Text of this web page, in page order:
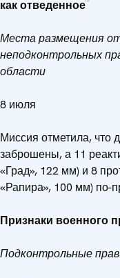
как отведенное
Места размещения
неподконтрольных
области
8 июля
Миссия отметила, что
заброшены, а 11
«Град», 122 мм) и 8
«Рапира», 100 мм) по-
Признаки военного
Подконтрольные